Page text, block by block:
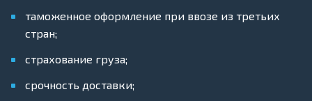
таможенное оформление при ввозе из третьих
стран;
страхование груза;
срочность доставки;